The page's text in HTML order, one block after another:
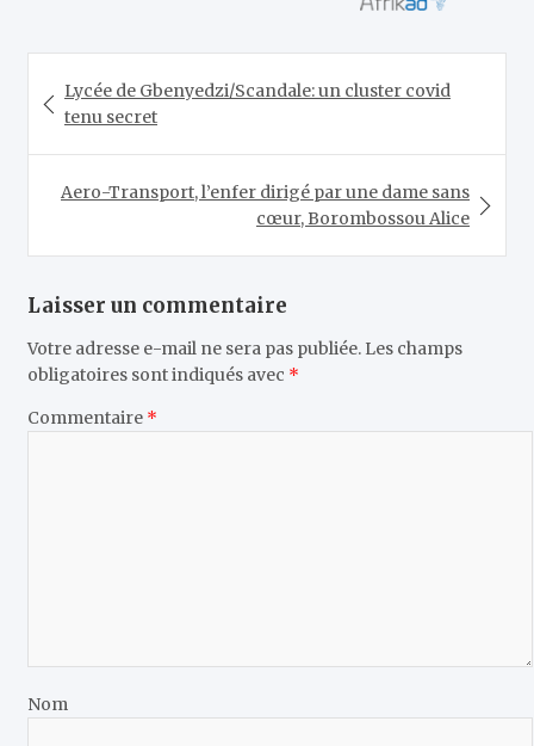
de
l’article
Lycée de Gbenyedzi/Scandale: un cluster covid
tenu secret
Aero-Transport, l’enfer dirigé par une dame sans
cœur, Borombossou Alice
Laisser un commentaire
Votre adresse e-mail ne sera pas publiée. Les champs
obligatoires sont indiqués avec *
Commentaire *
Nom